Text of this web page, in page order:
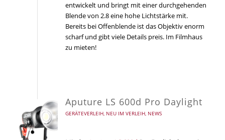
entwickelt und bringt mit einer durchgehenden
Blende von 2.8 eine hohe Lichtstärke mit.
Bereits bei Offenblende ist das Objektiv enorm
scharf und gibt viele Details preis. Im Filmhaus
zu mieten!
Aputure LS 600d Pro Daylight
GERÄTEVERLEIH, NEU IM VERLEIH, NEWS